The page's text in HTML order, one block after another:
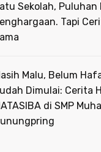
Sekolah, Puluhan
Tapi
Malu, Belum
Dimulai: Cerita
di SMP